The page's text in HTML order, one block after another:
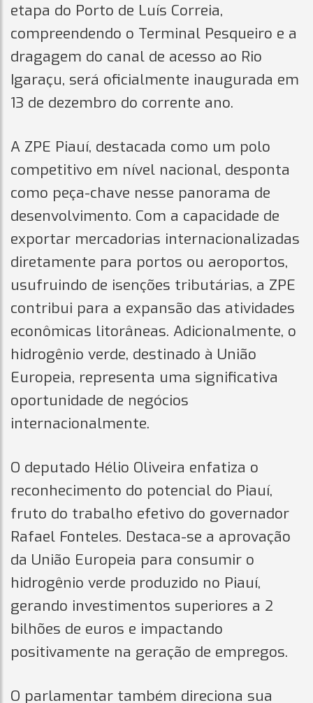
etapa do Porto de Luís Correia,
compreendendo o Terminal Pesqueiro e a
dragagem do canal de acesso ao Rio
Igaraçu, será oficialmente inaugurada em
13 de dezembro do corrente ano.
A ZPE Piauí, destacada como um polo
competitivo em nível nacional, desponta
como peça-chave nesse panorama de
desenvolvimento. Com a capacidade de
exportar mercadorias internacionalizadas
diretamente para portos ou aeroportos,
usufruindo de isenções tributárias, a ZPE
contribui para a expansão das atividades
econômicas litorâneas. Adicionalmente, o
hidrogênio verde, destinado à União
Europeia, representa uma significativa
oportunidade de negócios
internacionalmente.
O deputado Hélio Oliveira enfatiza o
reconhecimento do potencial do Piauí,
fruto do trabalho efetivo do governador
Rafael Fonteles. Destaca-se a aprovação
da União Europeia para consumir o
hidrogênio verde produzido no Piauí,
gerando investimentos superiores a 2
bilhões de euros e impactando
positivamente na geração de empregos.
O parlamentar também direciona sua